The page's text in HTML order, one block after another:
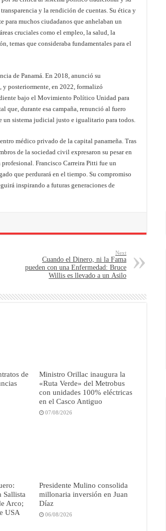
y la rendición de cuentas. Su ética y
muchos ciudadanos que anhelaban un
cruciales como el empleo, la salud, la
temas que consideraba fundamentales para el
de Panamá. En 2018, anunció su
posteriormente, en 2022, formalizó
bajo el Movimiento Político Unidad para
que, durante esa campaña, renunció al fuero
un sistema judicial justo e igualitario para todos.
médico privado de la capital panameña. Tras
de la sociedad civil expresaron su pesar en
profesional. Francisco Carreira Pitti fue un
que perdurará en el tiempo. Su compromiso
inspirando a futuras generaciones de
Next
Cuando el Dinero, ni la Fama
pueden con una Enfermedad: Bruce
Willis es llevado a un Asilo
de
Ministro Orillac inaugura la
«Ruta Verde» del Metrobus
con unidades 100% eléctricas
en el Casco Antiguo
07/08/2026
Sallista
Arco;
USA
Presidente Mulino consolida
millonaria inversión en Juan
Díaz
06/08/2026